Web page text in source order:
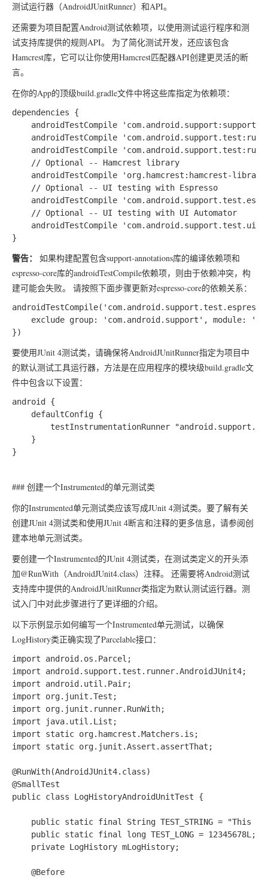
测试运行器（AndroidJUnitRunner）和API。
还需要为项目配置Android测试依赖项，以使用测试运行程序和测
试支持库提供的规则API。 为了简化测试开发，还应该包含
Hamcrest库，它可以让你使用Hamcrest匹配器API创建更灵活的断
言。
在你的App的顶级build.gradle文件中将这些库指定为依赖项：
dependencies {
androidTestCompile 'com.android.support:support-
androidTestCompile
androidTestCompile
// Optional -- Hamcrest library
androidTestCompile 'org.hamcrest:hamcrest-
// Optional -- UI testing with Espresso
androidTestCompile
// Optional -- UI testing with UI Automator
androidTestCompile
警告：
如果构建配置包含support-annotations库的编译依赖项和
espresso-core库的androidTestCompile依赖项，则由于依赖冲突，构
建可能会失败。 请按照下面步骤更新对espresso-core的依赖关系：
exclude group: 'com.android.support', module:
要使用JUnit 4测试类，请确保将AndroidJUnitRunner指定为项目中
的默认测试工具运行器，方法是在应用程序的模块级build.gradle文
件中包含以下设置：
android {
defaultConfig {
testInstrumentationRunner
}
### 创建一个Instrumented的单元测试类
你的Instrumented单元测试类应该写成JUnit 4测试类。要了解有关
创建JUnit 4测试类和使用JUnit 4断言和注释的更多信息，请参阅创
建本地单元测试类。
要创建一个Instrumented的JUnit 4测试类，在测试类定义的开头添
加@RunWith（AndroidJUnit4.class）注释。 还需要将Android测试
支持库中提供的AndroidJUnitRunner类指定为默认测试运行器。测
试入门中对此步骤进行了更详细的介绍。
以下示例显示如何编写一个Instrumented单元测试，以确保
LogHistory类正确实现了Parcelable接口：
import android.os.Parcel;
import android.support.test.runner.AndroidJUnit4;
import android.util.Pair;
import org.junit.Test;
import org.junit.runner.RunWith;
import java.util.List;
import static org.hamcrest.Matchers.is;
import static org.junit.Assert.assertThat;
@RunWith(AndroidJUnit4.class)
@SmallTest
public class LogHistoryAndroidUnitTest {
public static final String TEST_STRING = "This
public static final long TEST_LONG = 12345678L;
private LogHistory mLogHistory;
@Before